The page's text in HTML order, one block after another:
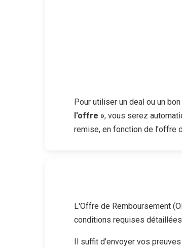
Pour utiliser un deal ou un
l'offre », vous serez
remise, en fonction de l'offre
L'Offre de Remboursement
conditions requises
Il suffit d'envoyer vos